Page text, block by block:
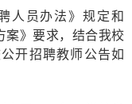
人员办法》规定和
案》要求，结合我校
开招聘教师公告如